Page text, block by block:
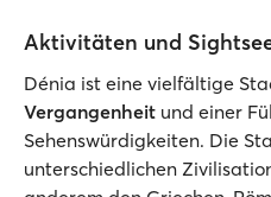
Aktivitäten und
Dénia ist eine vielfältige
Vergangenheit und einer
Sehenswürdigkeiten. Die
unterschiedlichen